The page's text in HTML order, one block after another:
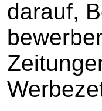
darauf,